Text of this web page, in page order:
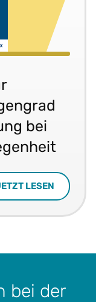
bei
LESEN
bei der